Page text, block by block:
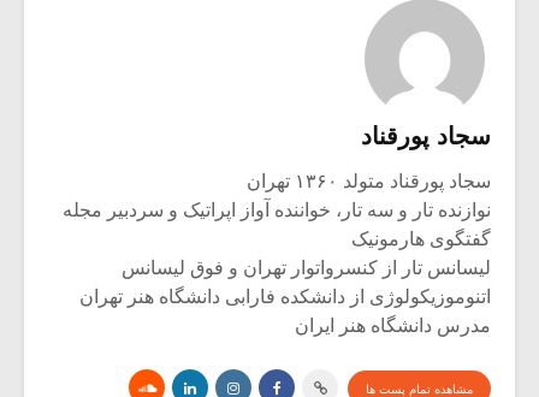
سجاد پورقناد
سجاد پورقناد متولد ۱۳۶۰ تهران
نوازنده تار و سه تار، خواننده آواز اپراتیک و سردبیر مجله
گفتگوی هارمونیک
لیسانس تار از کنسرواتوار تهران و فوق لیسانس
اتنوموزیکولوژی از دانشکده فارابی دانشگاه هنر تهران
مدرس دانشگاه هنر ایران
مشاهده تمام پست ها